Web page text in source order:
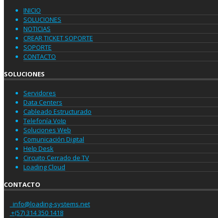
INICIO
SOLUCIONES
NOTICIAS
CREAR TICKET SOPORTE
SOPORTE
CONTACTO
SOLUCIONES
Servidores
Data Centers
Cableado Estructurado
Telefonía VoIp
Soluciones Web
Comunicación Digital
Help Desk
Circuito Cerrado de TV
Loading Cloud
CONTACTO
info@loading-systems.net
+(57) 314 350 1418